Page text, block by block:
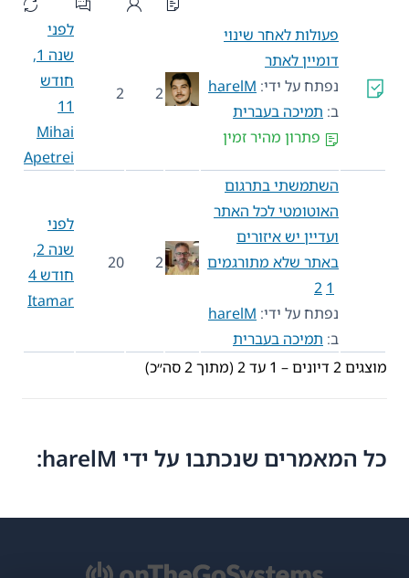
פעולות לאחר שינוי
דומיין לאתר
נפתח על ידי: harelM
ב: תמיכה בעברית
פתרון מהיר זמין
2
2
לפני
שנה 1,
חודש
11
Mihai
Apetrei
השתמשתי בתרגום
האוטומטי לכל האתר
ועדיין יש איזורים
באתר שלא מתורגמים
1
2
נפתח על ידי: harelM
ב: תמיכה בעברית
2
20
לפני
שנה 2,
חודש 4
Itamar
מוצגים 2 דיונים – 1 עד 2 (מתוך 2 סה״כ)
כל המאמרים שנכתבו על ידי harelM: